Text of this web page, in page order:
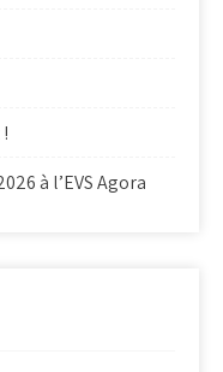
à l’EVS Agora